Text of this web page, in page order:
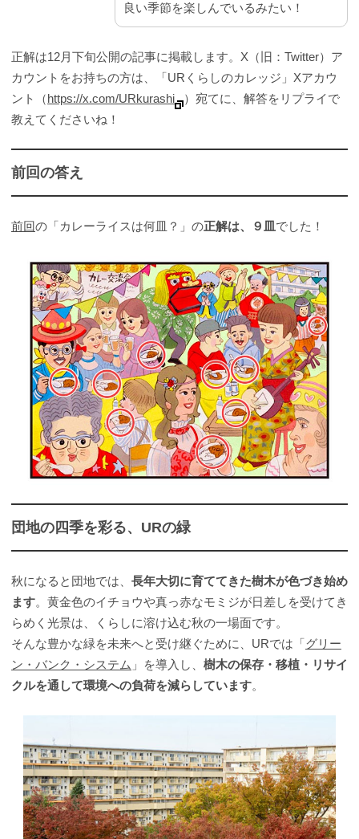
良い季節を楽しんでいるみたい！
正解は12月下旬公開の記事に掲載します。X（旧：Twitter）ア
カウントをお持ちの方は、「URくらしのカレッジ」Xアカウ
ント（https://x.com/URkurashi
）宛てに、解答をリプライで
教えてくださいね！
前回の答え
前回の「カレーライスは何皿？」の正解は、９皿 でした！
団地の四季を彩る、URの緑
秋になると団地では、 長年大切に育ててきた樹木が色づき始め
ます。黄金色のイチョウや真っ赤なモミジが日差しを受けてき
らめく光景は、くらしに溶け込む秋の一場面です。
そんな豊かな緑を未来へと受け継ぐために、URでは「グリー
ン・バンク・システム 」を導入し、 樹木の保存・移植・リサイ
クルを通して環境への負荷を減らしています。